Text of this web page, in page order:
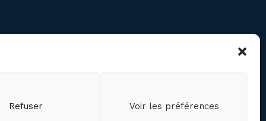
Refuser Voir les préférences
(CA)